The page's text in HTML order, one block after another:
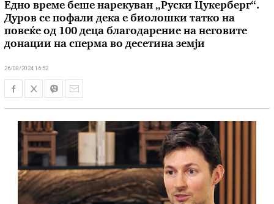
Едно време беше нарекуван „Руски Цукерберг“.
Дуров се пофали дека е биолошки татко на
повеќе од 100 деца благодарение на неговите
донации на сперма во десетина земји
26/08/2024 16:52